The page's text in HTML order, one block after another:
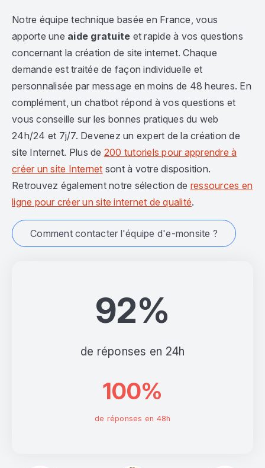
92%
de réponses en 24h
100%
de réponses en 48h
Notre équipe technique basée en France, vous
apporte une aide gratuite et rapide à vos questions
concernant la création de site internet. Chaque
demande est traitée de façon individuelle et
personnalisée par message en moins de 48 heures. En
complément, un chatbot répond à vos questions et
vous conseille sur les bonnes pratiques du web
24h/24 et 7j/7. Devenez un expert de la création de
site Internet. Plus de 200 tutoriels pour apprendre à
créer un site Internet sont à votre disposition.
Retrouvez également notre sélection de ressources en
ligne pour créer un site internet de qualité.
Comment contacter l'équipe d'e-monsite ?